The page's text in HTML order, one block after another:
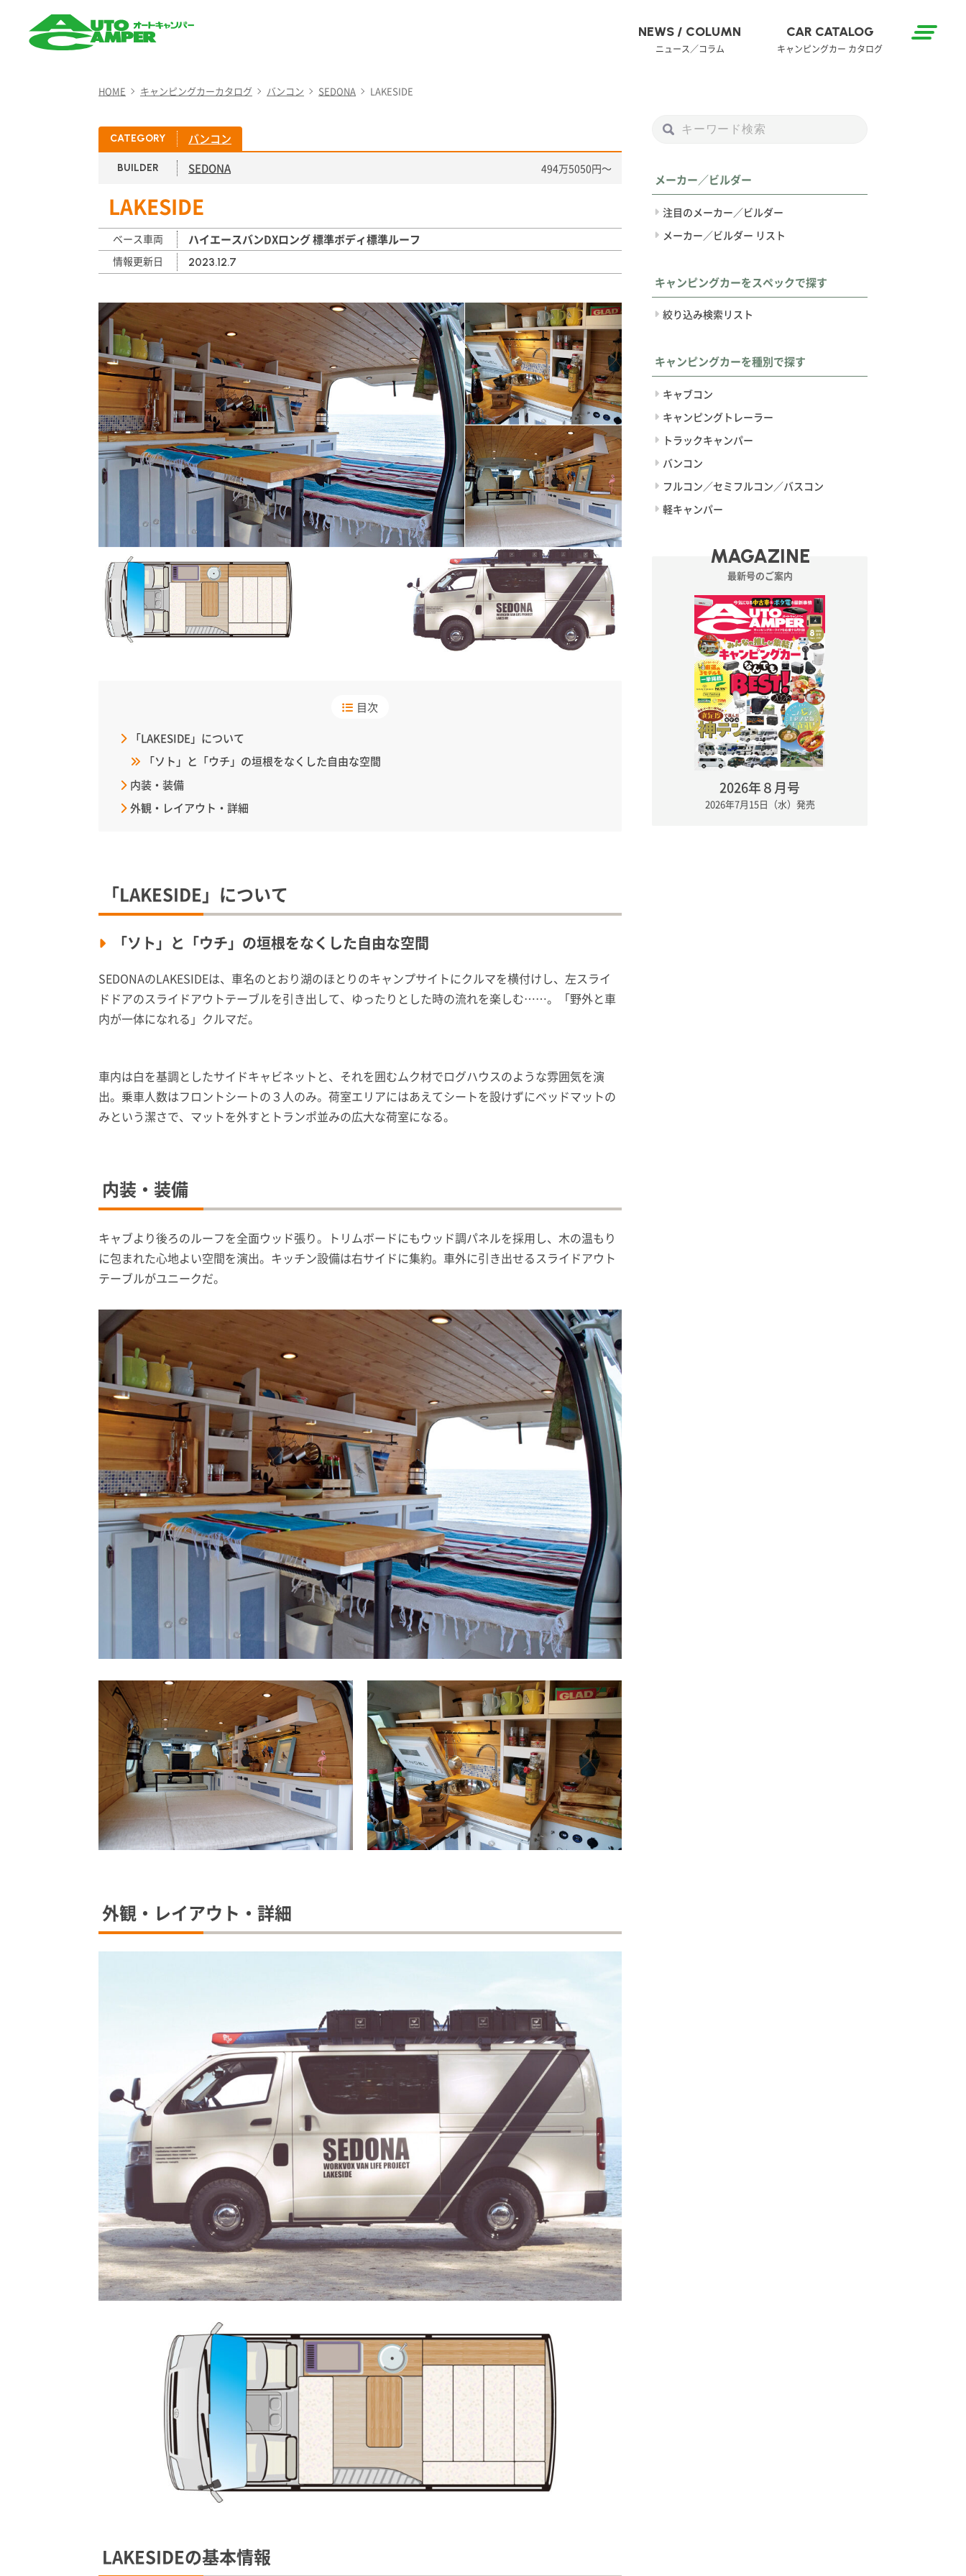
キャンパー）
NEWS / COLUMN
ニュース／コラム
CAR CATALOG
キャンピングカー カタログ
HOME キャンピングカーカタログ バンコン SEDONA LAKESIDE
CATEGORY バンコン
BUILDER SEDONA 494万5050円〜
LAKESIDE
ベース車両 ハイエースバンDXロング 標準ボディ標準ルーフ
情報更新日 2023.12.7
目次
「LAKESIDE」について
「ソト」と「ウチ」の垣根をなくした自由な空間
内装・装備
外観・レイアウト・詳細
「LAKESIDE」について
「ソト」と「ウチ」の垣根をなくした自由な空間
SEDONAのLAKESIDEは、車名のとおり湖のほとりのキャンプサイトにクルマを横付けし、左スライ
ドドアのスライドアウトテーブルを引き出して、ゆったりとした時の流れを楽しむ……。「野外と車
内が一体になれる」クルマだ。
車内は白を基調としたサイドキャビネットと、それを囲むムク材でログハウスのような雰囲気を演
出。乗車人数はフロントシートの３人のみ。荷室エリアにはあえてシートを設けずにベッドマットの
みという潔さで、マットを外すとトランポ並みの広大な荷室になる。
内装・装備
キャブより後ろのルーフを全面ウッド張り。トリムボードにもウッド調パネルを採用し、木の温もり
に包まれた心地よい空間を演出。キッチン設備は右サイドに集約。車外に引き出せるスライドアウト
テーブルがユニークだ。
外観・レイアウト・詳細
LAKESIDEの基本情報
メーカー／ビルダー
注目のメーカー／ビルダー
メーカー／ビルダー リスト
キャンピングカーをスペックで探す
絞り込み検索リスト
キャンピングカーを種別で探す
キャブコン
キャンピングトレーラー
トラックキャンパー
バンコン
フルコン／セミフルコン／バスコン
軽キャンパー
MAGAZINE
最新号のご案内
2026年８月号
2026年7月15日（水）発売